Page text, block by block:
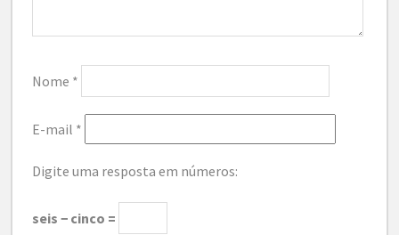
Nome *
E-mail *
Digite uma resposta em números:
seis − cinco =